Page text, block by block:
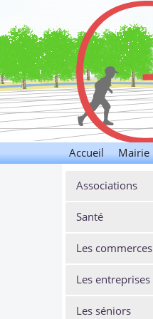
Accueil Mairie
Associations
Santé
Les commerces
Les entreprises
Les séniors